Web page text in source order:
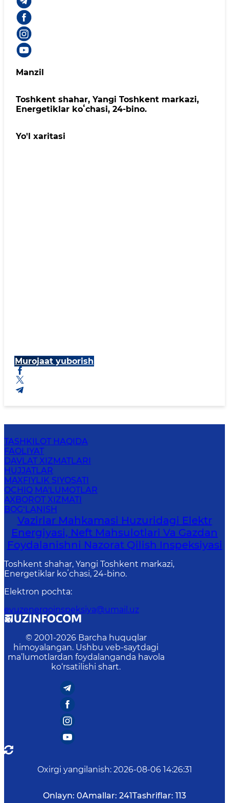
Manzil
Toshkent shahar, Yangi Toshkent markazi,
Energetiklar koʻchasi, 24-bino.
Yo'l xaritasi
Murojaat yuborish
TASHKILOT HAQIDA
FAOLIYAT
DAVLAT XIZMATLARI
HUJJATLAR
MAXFIYLIK SIYOSATI
OCHIQ MA'LUMOTLAR
AXBOROT XIZMATI
BOG‘LANISH
Vazirlar Mahkamasi Huzuridagi Elektr
Energiyasi, Neft Mahsulotlari Va Gazdan
Foydalanishni Nazorat Qilish Inspeksiyasi
Toshkent shahar, Yangi Toshkent markazi,
Energetiklar koʻchasi, 24-bino.
Elektron pochta:
evuzenergoinspeksiya@umail.uz
© 2001-2026 Barcha huquqlar
himoyalangan. Ushbu veb-saytdagi
ma’lumotlardan foydalanganda havola
ko‘rsatilishi shart.
Oxirgi yangilanish: 2026-08-06 14:26:31
Onlayn: 0Amallar: 241Tashriflar: 113